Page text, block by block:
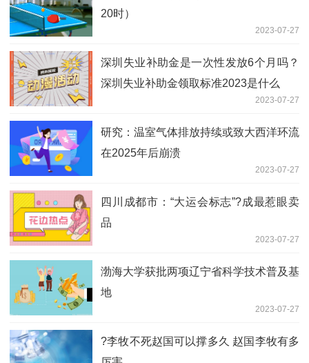
20时）
2023-07-27
深圳失业补助金是一次性发放6个月吗？
深圳失业补助金领取标准2023是什么
2023-07-27
研究：温室气体排放持续或致大西洋环流
在2025年后崩溃
2023-07-27
四川成都市：“大运会标志”?成最惹眼卖
品
2023-07-27
渤海大学获批两项辽宁省科学技术普及基
地
2023-07-27
?李牧不死赵国可以撑多久 赵国李牧有多